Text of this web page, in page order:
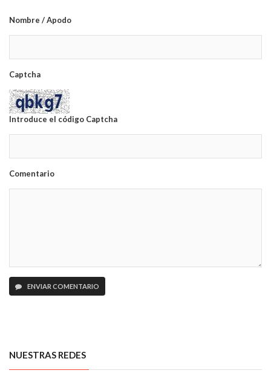
Nombre / Apodo
Captcha
Introduce el código Captcha
Comentario
ENVIAR COMENTARIO
NUESTRAS REDES